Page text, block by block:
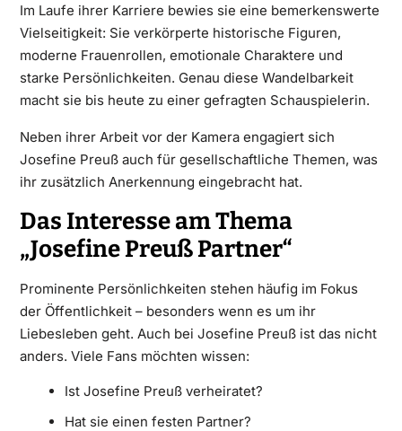
Im Laufe ihrer Karriere bewies sie eine bemerkenswerte
Vielseitigkeit: Sie verkörperte historische Figuren,
moderne Frauenrollen, emotionale Charaktere und
starke Persönlichkeiten. Genau diese Wandelbarkeit
macht sie bis heute zu einer gefragten Schauspielerin.
Neben ihrer Arbeit vor der Kamera engagiert sich
Josefine Preuß auch für gesellschaftliche Themen, was
ihr zusätzlich Anerkennung eingebracht hat.
Das Interesse am Thema
„Josefine Preuß Partner“
Prominente Persönlichkeiten stehen häufig im Fokus
der Öffentlichkeit – besonders wenn es um ihr
Liebesleben geht. Auch bei Josefine Preuß ist das nicht
anders. Viele Fans möchten wissen:
Ist Josefine Preuß verheiratet?
Hat sie einen festen Partner?